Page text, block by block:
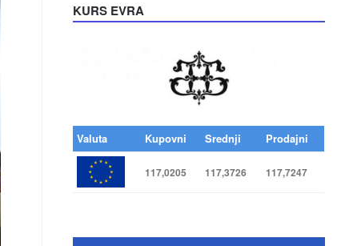
KURS EVRA
Valuta Kupovni Srednji Prodajni
117,0205 117,3726 117,7247